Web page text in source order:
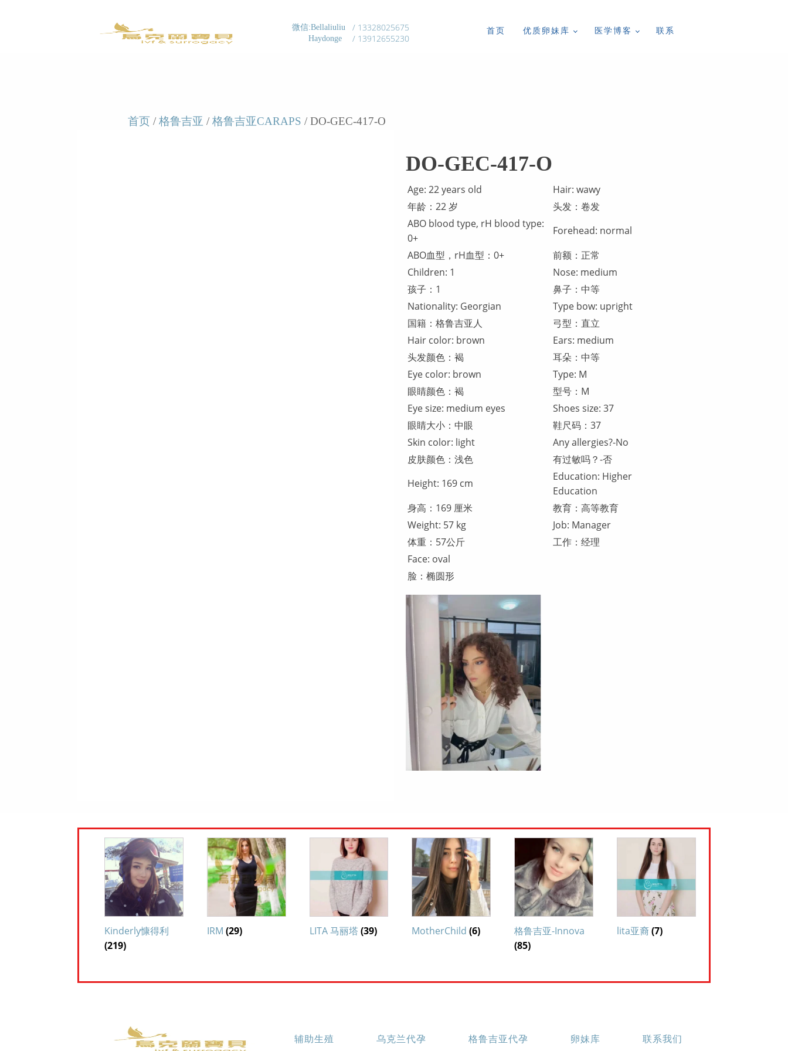
微信:Bellaliuliu
Haydonge
/ 13328025675
/ 13912655230
首页 优质卵妹库 医学博客 联系
首页 / 格鲁吉亚 / 格鲁吉亚CARAPS / DO-GEC-417-O
DO-GEC-417-O
Age: 22 years old
Hair: wawy
年龄：22 岁
头发：卷发
ABO blood type, rH blood type:
0+
Forehead: normal
ABO血型，rH血型：0+
前额：正常
Children: 1
Nose: medium
孩子：1
鼻子：中等
Nationality: Georgian
Type bow: upright
国籍：格鲁吉亚人
弓型：直立
Hair color: brown
Ears: medium
头发颜色：褐
耳朵：中等
Eye color: brown
Type: M
眼睛颜色：褐
型号：M
Eye size: medium eyes
Shoes size: 37
眼睛大小：中眼
鞋尺码：37
Skin color: light
Any allergies?-No
皮肤颜色：浅色
有过敏吗？-否
Height: 169 cm
Education: Higher
Education
身高：169 厘米
教育：高等教育
Weight: 57 kg
Job: Manager
体重：57公斤
工作：经理
Face: oval
脸：椭圆形
Kinderly慷得利
(219)
IRM (29) LITA 马丽塔 (39) MotherChild(6)
格鲁吉亚-Innova
(85)
lita亚裔(7)
辅助生殖 乌克兰代孕 格鲁吉亚代孕 卵妹库 联系我们